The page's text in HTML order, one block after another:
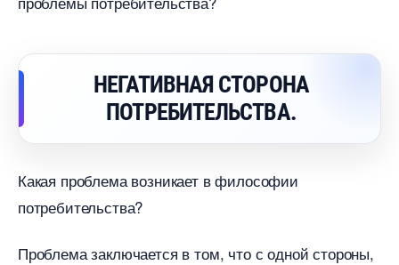
НЕГАТИВНАЯ СТОРОНА
ПОТРЕБИТЕЛЬСТВА.
Какая проблема возникает в философии
потребительства?
Проблема заключается в том, что с одной стороны,